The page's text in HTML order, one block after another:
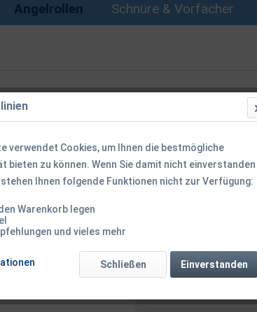
Angelrollen Schnüre & Vorfächer
Balzer
53,90 € *
Versand
Minuten -
verwendet Cookies, um Ihnen die bestmögliche
bieten zu können. Wenn Sie damit nicht einverstanden
Ihnen folgende Funktionen nicht zur Verfügung:
Warenkorb legen
und vieles mehr
Einverstanden
Schließen